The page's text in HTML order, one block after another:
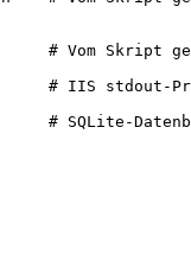
# Vom Skript
# IIS stdout-
# SQLite-